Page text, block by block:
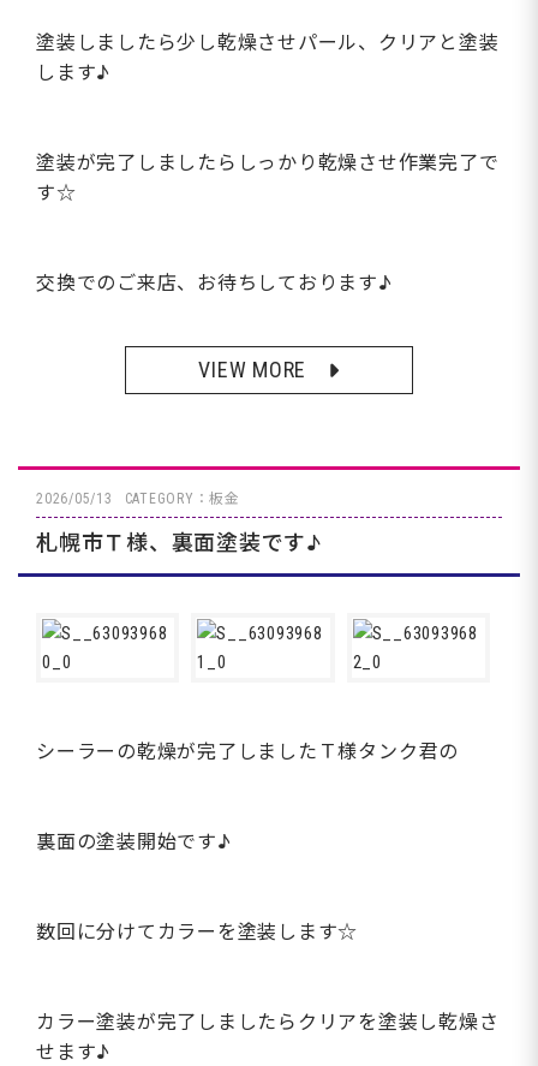
塗装しましたら少し乾燥させパール、クリアと塗装
します♪
塗装が完了しましたらしっかり乾燥させ作業完了で
す☆
交換でのご来店、お待ちしております♪
VIEW MORE
2026/05/13 CATEGORY：板金
札幌市Ｔ様、裏面塗装です♪
シーラーの乾燥が完了しましたＴ様タンク君の
裏面の塗装開始です♪
数回に分けてカラーを塗装します☆
カラー塗装が完了しましたらクリアを塗装し乾燥さ
せます♪